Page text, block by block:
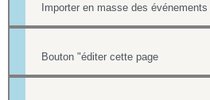
Bouton "éditer cette page